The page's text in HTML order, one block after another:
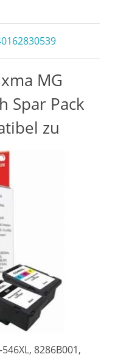
MG
Spar Pack
zu
8286B001,